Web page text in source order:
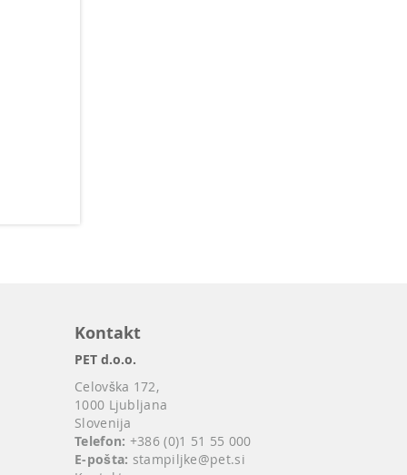
Kontakt
PET d.o.o.
Celovška 172,
1000 Ljubljana
Slovenija
Telefon: +386 (0)1 51 55 000
E-pošta: stampiljke@pet.si